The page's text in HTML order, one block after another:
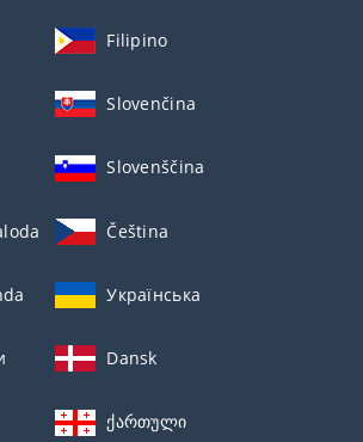
Filipino
Slovenčina
Slovenščina
Čeština
Українська
Dansk
ქართული